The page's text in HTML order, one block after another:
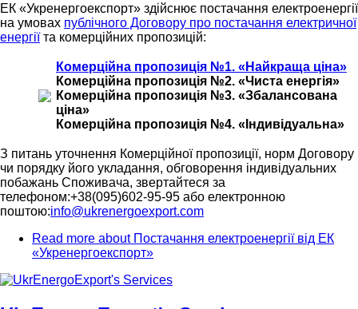
ЕК «Укренергоекспорт» здійснює постачання електроенергії
на умовах публічного Договору про постачання електричної
енергіїта комерційних пропозицій:
Комерційна пропозиція №1. «Найкраща ціна»
Комерційна пропозиція №2. «Чиста енергія»
Комерційна пропозиція №3. «Збалансована
ціна»
Комерційна пропозиція №4. «Індивідуальна»
З питань уточнення Комерційної пропозиції, норм Договору
чи порядку його укладання, обговорення індивідуальних
побажань Споживача, звертайтеся за
телефоном:+38(095)602-95-95 або електронною
поштою:info@ukrenergoexport.com
Read more about Постачання електроенергії від ЕК
«Укренергоекспорт»